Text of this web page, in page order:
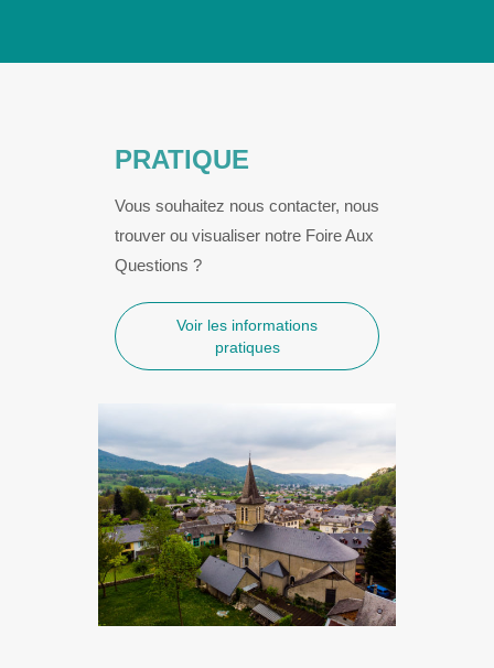
PRATIQUE
Vous souhaitez nous contacter, nous
trouver ou visualiser notre Foire Aux
Questions ?
Voir les informations
pratiques